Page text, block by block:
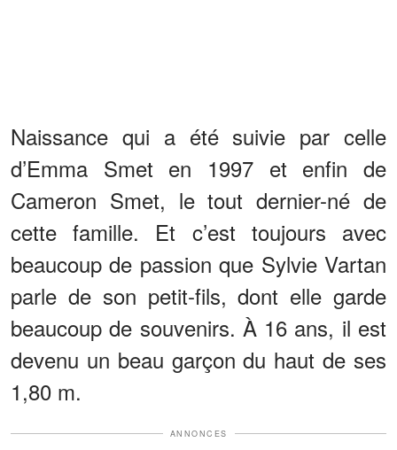
Naissance qui a été suivie par celle
d’Emma Smet en 1997 et enfin de
Cameron Smet, le tout dernier-né de
cette famille. Et c’est toujours avec
beaucoup de passion que Sylvie Vartan
parle de son petit-fils, dont elle garde
beaucoup de souvenirs. À 16 ans, il est
devenu un beau garçon du haut de ses
1,80 m.
ANNONCES